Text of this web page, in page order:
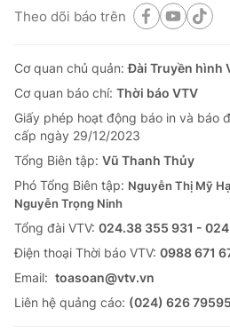
Theo dõi báo trên
Cơ quan chủ quản:Đài Truyền hình
Cơ quan báo chí: Thời báo VTV
Giấy phép hoạt động báo in và báo
cấp ngày 29/12/2023
Tổng Biên tập: Vũ Thanh Thủy
Phó Tổng Biên tập: Nguyễn Thị Mỹ
Nguyễn Trọng Ninh
Tổng đài VTV: 024.38 355 931 -
Ðiện thoại Thời báo VTV: 0988 671
Email: toasoan@vtv.vn
Liên hệ quảng cáo: (024) 626 79595